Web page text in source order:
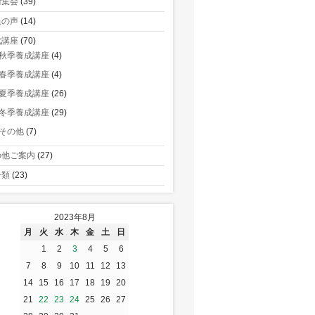
声 (14)
座 (70)
季養成講座 (4)
季養成講座 (4)
夏季養成講座 (26)
季養成講座 (29)
その他 (7)
ご案内 (27)
(23)
2023年8月
月
火 水 木 金 土
日
1
2 3 4 5
6
7
8 9 10 11 12
13
14
15 16 17 18 19
20
21
22 23 24 25 26
27